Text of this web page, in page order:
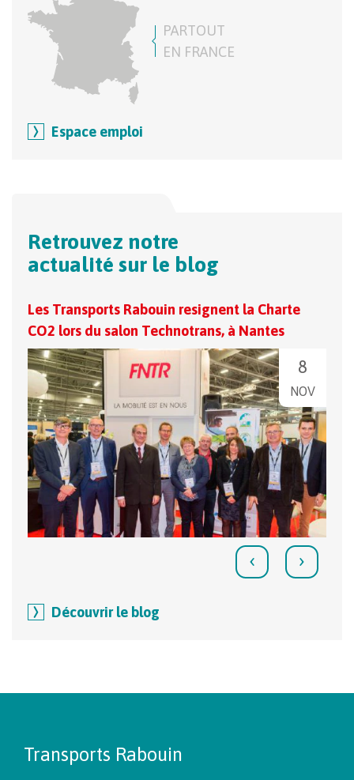
PARTOUT
EN FRANCE
Espace emploi
Retrouvez notre
actualité sur le blog
Les Transports Rabouin resignent la Charte
CO2 lors du salon Technotrans, à Nantes
8
NOV
‹ ›
Découvrir le blog
Transports Rabouin